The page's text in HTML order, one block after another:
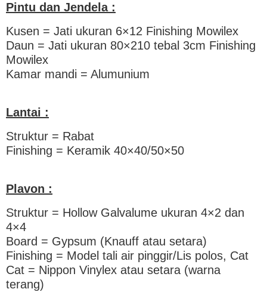
Pintu dan Jendela :
Kusen = Jati ukuran 6×12 Finishing Mowilex
Daun = Jati ukuran 80×210 tebal 3cm Finishing
Mowilex
Kamar mandi = Alumunium
Lantai :
Struktur = Rabat
Finishing = Keramik 40×40/50×50
Plavon :
Struktur = Hollow Galvalume ukuran 4×2 dan
4×4
Board = Gypsum (Knauff atau setara)
Finishing = Model tali air pinggir/Lis polos, Cat
Cat = Nippon Vinylex atau setara (warna
terang)